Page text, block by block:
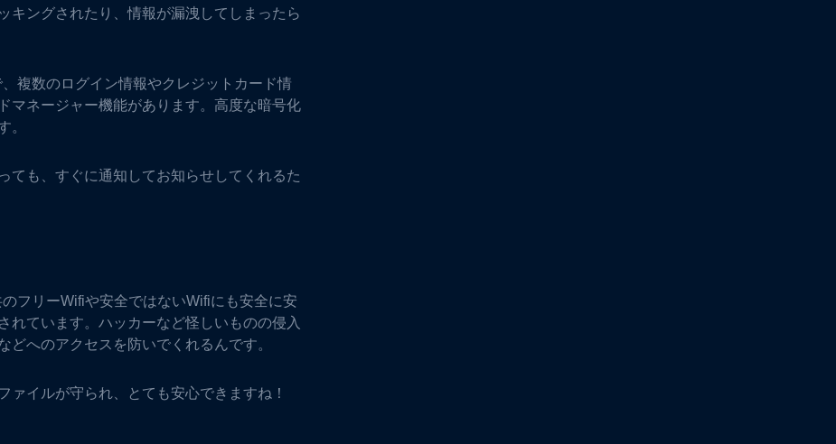
キングされたり、情報が漏洩してしまったら
複数のログイン情報やクレジットカード情
マネージャー機能があります。高度な暗号化
。
ても、すぐに通知してお知らせしてくれるた
フリーWifiや安全ではないWifiにも安全に安
れています。ハッカーなど怪しいものの侵入
へのアクセスを防いでくれるんです。
イルが守られ、とても安心できますね！